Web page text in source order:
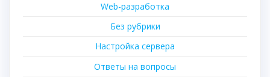
Web-разработка
Без рубрики
Настройка сервера
Ответы на вопросы